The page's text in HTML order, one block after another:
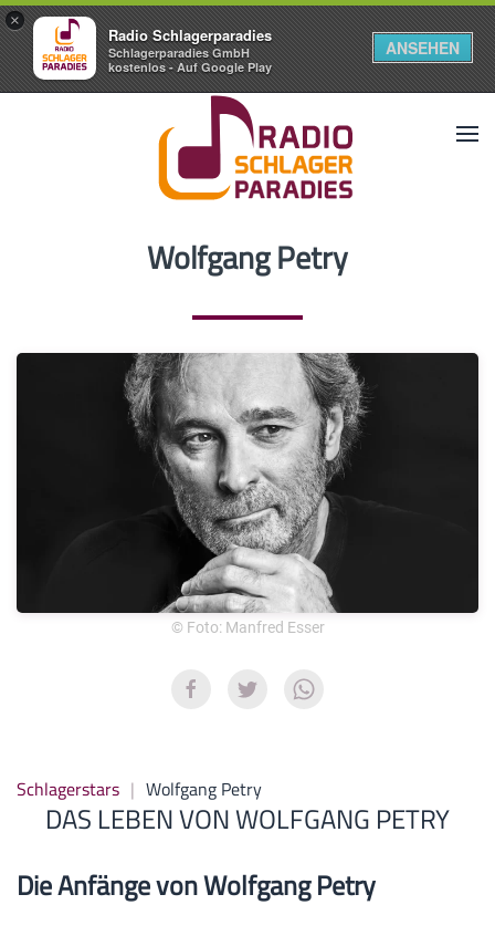
×
Radio Schlagerparadies
Schlagerparadies GmbH
kostenlos - Auf Google Play
ANSEHEN
Wolfgang Petry
© Foto: Manfred Esser
Schlagerstars Wolfgang Petry
DAS LEBEN VON WOLFGANG PETRY
Die Anfänge von Wolfgang Petry